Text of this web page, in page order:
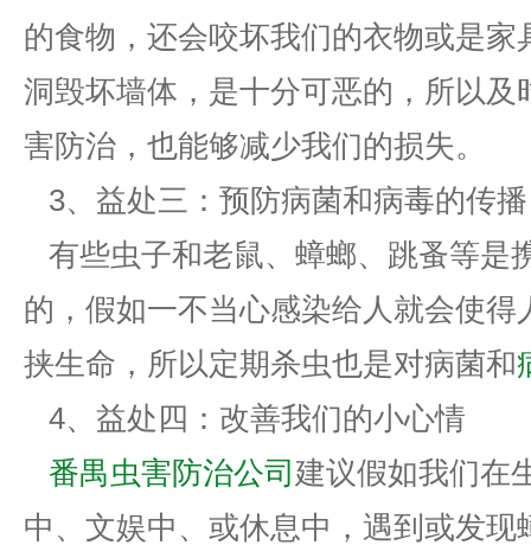
的食物，还会咬坏我们的衣物或是家
洞毁坏墙体，是十分可恶的，所以及
害防治，也能够减少我们的损失。
3、益处三：预防病菌和病毒的传播
有些虫子和老鼠、蟑螂、跳蚤等是
的，假如一不当心感染给人就会使得
挟生命，所以定期杀虫也是对病菌和
4、益处四：改善我们的小心情
番禺虫害防治公司 建议假如我们在
中、文娱中、或休息中，遇到或发现